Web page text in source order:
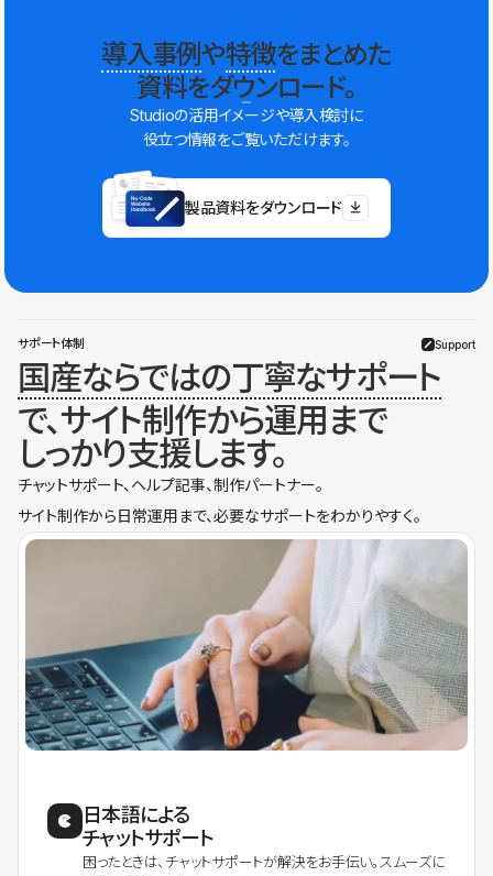
導入事例や特徴をまとめた
資料をダウンロード。
Studioの活用イメージや導入検討に
役立つ情報をご覧いただけます。
製品資料をダウンロード
サポート体制 Support
国産ならではの丁寧なサポート
で、サイト制作から運用まで
しっかり支援します。
チャットサポート、ヘルプ記事、制作パートナー。
サイト制作から日常運用まで、必要なサポートをわかりやすく。
日本語による
チャットサポート
困ったときは、チャットサポートが解決をお手伝い。スムーズに